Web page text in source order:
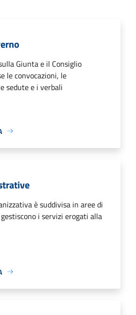
Giunta e il Consiglio
le convocazioni, le
sedute e i verbali
è suddivisa in aree di
i servizi erogati alla